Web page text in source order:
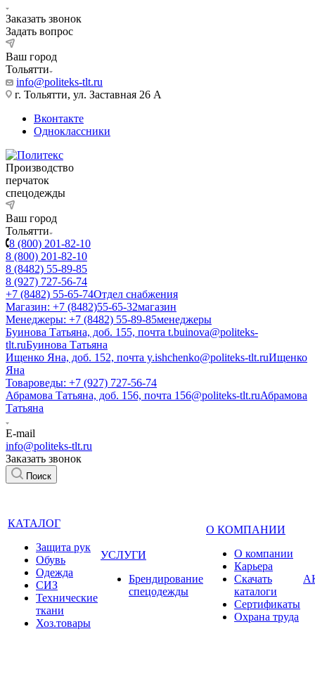
Заказать звонок
Задать вопрос
Ваш город
Тольятти
info@politeks-tlt.ru
г. Тольятти, ул. Заставная 26 А
Вконтакте
Одноклассники
Производство
перчаток
спецодежды
Ваш город
Тольятти
8 (800) 201-82-10
8 (800) 201-82-10
8 (8482) 55-89-85
8 (927) 727-56-74
+7 (8482) 55-65-74Отдел снабжения
Магазин: +7 (8482)55-65-32магазин
Менеджеры: +7 (8482) 55-89-85менеджеры
Буинова Татьяна, доб. 155, почта t.buinova@politeks-
tlt.ruБуинова Татьяна
Ищенко Яна, доб. 152, почта y.ishchenko@politeks-tlt.ruИщенко
Яна
Товароведы: +7 (927) 727-56-74
Абрамова Татьяна, доб. 156, почта 156@politeks-tlt.ruАбрамова
Татьяна
E-mail
info@politeks-tlt.ru
Заказать звонок
Поиск
КАТАЛОГ
Защита рук
Обувь
Одежда
СИЗ
Технические
ткани
Хоз.товары
УСЛУГИ
Брендирование
спецодежды
О КОМПАНИИ
О компании
Карьера
Cкачать
каталоги
Сертификаты
Охрана труда